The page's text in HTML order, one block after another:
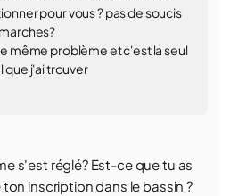
pour vous ? pas de soucis
même problème et c'est la seul
que j'ai trouver
s'est réglé? Est-ce que tu as
inscription dans le bassin ?